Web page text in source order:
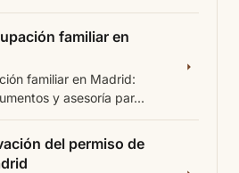
familiar en
familiar en Madrid:
y asesoría par...
del permiso de